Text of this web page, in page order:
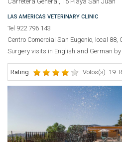
LAS AMERICAS VETERINARY CLINIC
Tel 922 796 143
Centro Comercial San Eugenio, local 88,
Surgery visits in English and German
Rating: Votos(s): 19.